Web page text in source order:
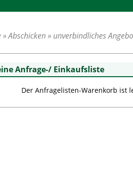
Abschicken » unverbindliches
Anfrage-/ Einkaufsliste
Der Anfragelisten-Warenkorb ist